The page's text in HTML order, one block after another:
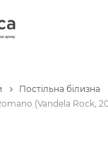
Постільна білизна
(Vandela Rock,